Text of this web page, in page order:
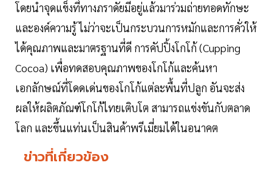
โดยนำจุดแข็งที่ทางภราดัยมีอยู่แล้วมาร่วมถ่ายทอดทักษะ
และองค์ความรู้ ไม่ว่าจะเป็นกระบวนการหมักและการคั่วให้
ได้คุณภาพและมาตรฐานที่ดี การคัปปิ้งโกโก้ (Cupping
Cocoa) เพื่อทดสอบคุณภาพของโกโก้และค้นหา
เอกลักษณ์ที่โดดเด่นของโกโก้แต่ละพื้นที่ปลูก อันจะส่ง
ผลให้ผลิตภัณฑ์โกโก้ไทยเติบโต สามารถแข่งขันกับตลาด
โลก และขึ้นแท่นเป็นสินค้าพรีเมี่ยมได้ในอนาคต
ข่าวที่เกี่ยวข้อง